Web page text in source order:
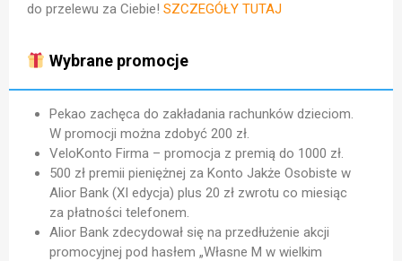
do przelewu za Ciebie! SZCZEGÓŁY TUTAJ
Wybrane promocje
Pekao zachęca do zakładania rachunków dzieciom.
W promocji można zdobyć 200 zł.
VeloKonto Firma – promocja z premią do 1000 zł.
500 zł premii pieniężnej za Konto Jakże Osobiste w
Alior Bank (XI edycja) plus 20 zł zwrotu co miesiąc
za płatności telefonem.
Alior Bank zdecydował się na przedłużenie akcji
promocyjnej pod hasłem „Własne M w wielkim